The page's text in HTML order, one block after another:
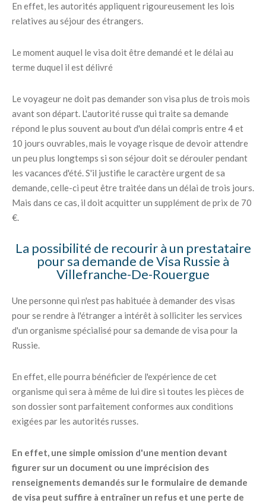
En effet, les autorités appliquent rigoureusement les lois
relatives au séjour des étrangers.
Le moment auquel le visa doit être demandé et le délai au
terme duquel il est délivré
Le voyageur ne doit pas demander son visa plus de trois mois
avant son départ. L'autorité russe qui traite sa demande
répond le plus souvent au bout d'un délai compris entre 4 et
10 jours ouvrables, mais le voyage risque de devoir attendre
un peu plus longtemps si son séjour doit se dérouler pendant
les vacances d'été. S'il justifie le caractère urgent de sa
demande, celle-ci peut être traitée dans un délai de trois jours.
Mais dans ce cas, il doit acquitter un supplément de prix de 70
€.
La possibilité de recourir à un prestataire
pour sa demande de Visa Russie à
Villefranche-De-Rouergue
Une personne qui n'est pas habituée à demander des visas
pour se rendre à l'étranger a intérêt à solliciter les services
d'un organisme spécialisé pour sa demande de visa pour la
Russie.
En effet, elle pourra bénéficier de l'expérience de cet
organisme qui sera à même de lui dire si toutes les pièces de
son dossier sont parfaitement conformes aux conditions
exigées par les autorités russes.
En effet, une simple omission d'une mention devant
figurer sur un document ou une imprécision des
renseignements demandés sur le formulaire de demande
de visa peut suffire à entraîner un refus et une perte de